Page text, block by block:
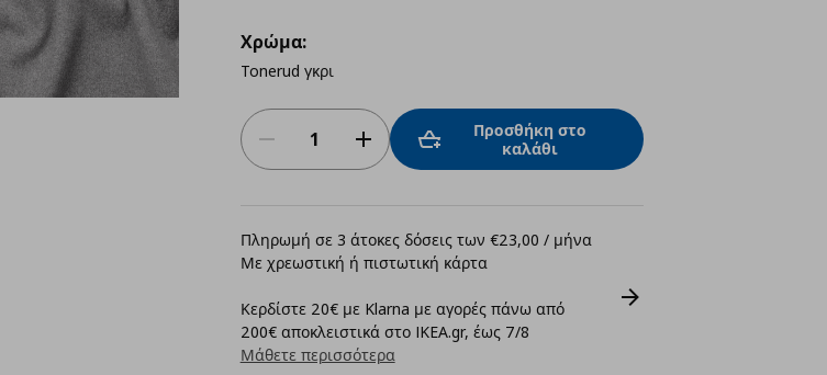
Χρώμα:
Tonerud γκρι
Προσθήκη στο
καλάθι
Πληρωμή σε 3 άτοκες δόσεις των €23,00 / μήνα
Με χρεωστική ή πιστωτική κάρτα
Κερδίστε 20€ με Klarna με αγορές πάνω από
200€ αποκλειστικά στο IKEA.gr, έως 7/8
Μάθετε περισσότερα